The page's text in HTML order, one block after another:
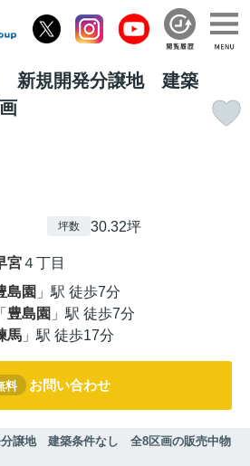
新規開発分譲地 建築
坪数 30.32坪
宮４丁目
島園 」駅 徒歩7分
「 豊島園 」駅 徒歩7分
馬 」駅 徒歩17分
料 お問い合わせ
譲地 建築条件なし 全8区画の販売中物